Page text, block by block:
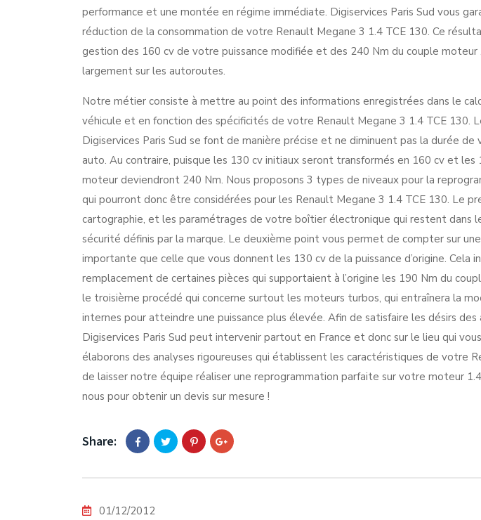
performance et une montée en régime immédiate. Digiservices Paris Sud vous
réduction de la consommation de votre Renault Megane 3 1.4 TCE 130. Ce
gestion des 160 cv de votre puissance modifiée et des 240 Nm du couple
largement sur les autoroutes.
Notre métier consiste à mettre au point des informations enregistrées dans le
véhicule et en fonction des spécificités de votre Renault Megane 3 1.4 TCE 130.
Digiservices Paris Sud se font de manière précise et ne diminuent pas la durée
auto. Au contraire, puisque les 130 cv initiaux seront transformés en 160 cv et les
moteur deviendront 240 Nm. Nous proposons 3 types de niveaux pour la
qui pourront donc être considérées pour les Renault Megane 3 1.4 TCE 130. Le
cartographie, et les paramétrages de votre boîtier électronique qui restent dans
sécurité définis par la marque. Le deuxième point vous permet de compter sur
importante que celle que vous donnent les 130 cv de la puissance d’origine. Cela
remplacement de certaines pièces qui supportaient à l’origine les 190 Nm du
le troisième procédé qui concerne surtout les moteurs turbos, qui entraînera la
internes pour atteindre une puissance plus élevée. Afin de satisfaire les désirs
Digiservices Paris Sud peut intervenir partout en France et donc sur le lieu qui
élaborons des analyses rigoureuses qui établissent les caractéristiques de votre
de laisser notre équipe réaliser une reprogrammation parfaite sur votre moteur
nous pour obtenir un devis sur mesure !
Share:
01/12/2012